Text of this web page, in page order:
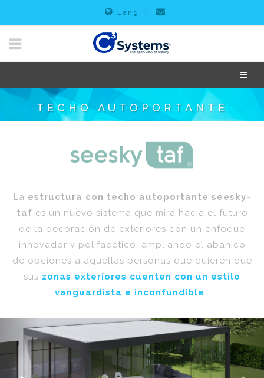
Lang
TECHO AUTOPORTANTE
La estructura con techo autoportante seesky-
taf es un nuevo sistema que mira hacia el futuro
de la decoración de exteriores con un enfoque
innovador y polifacético, ampliando el abanico
de opciones a aquellas personas que quieren que
sus zonas exteriores cuenten con un estilo
vanguardista e inconfundible .
Previous